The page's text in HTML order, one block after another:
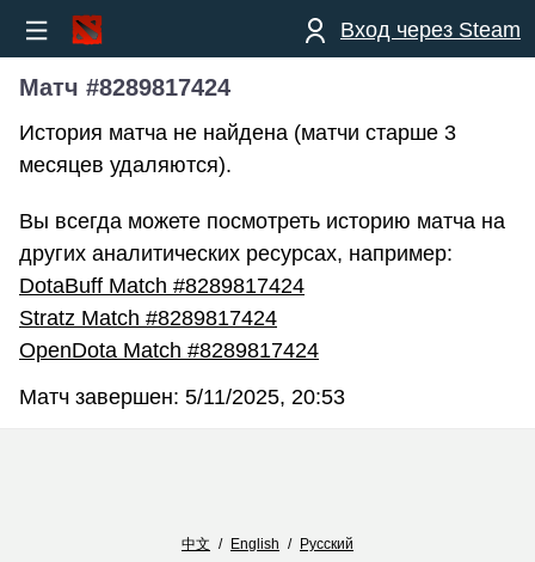
Вход через Steam
Матч #8289817424
История матча не найдена (матчи старше 3
месяцев удаляются).
Вы всегда можете посмотреть историю матча на
других аналитических ресурсах, например:
DotaBuff Match #8289817424
Stratz Match #8289817424
OpenDota Match #8289817424
Матч завершен: 5/11/2025, 20:53
中文 / English / Русский